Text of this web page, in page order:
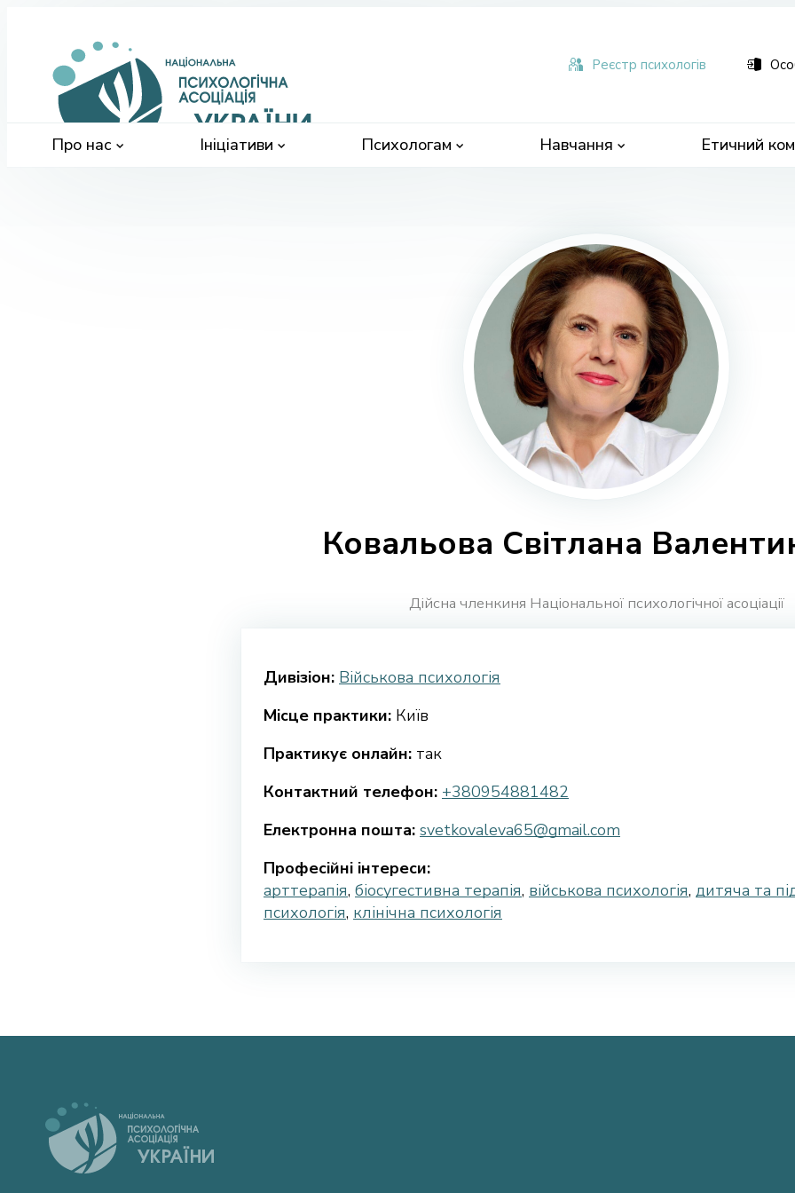
Про нас
Ініціативи Психологам Навчання Етичний
Реєстр психологів
Ковальова Світлана
Дійсна членкиня Національної психологічної асоціації
Дивізіон: Військова психологія
Місце практики: Київ
Практикує онлайн: так
Контактний телефон: +380954881482
Електронна пошта: svetkovaleva65@gmail.com
Професійні інтереси:
арттерапія, біосугестивна терапія, військова психологія, дитяча та
психологія, клінічна психологія